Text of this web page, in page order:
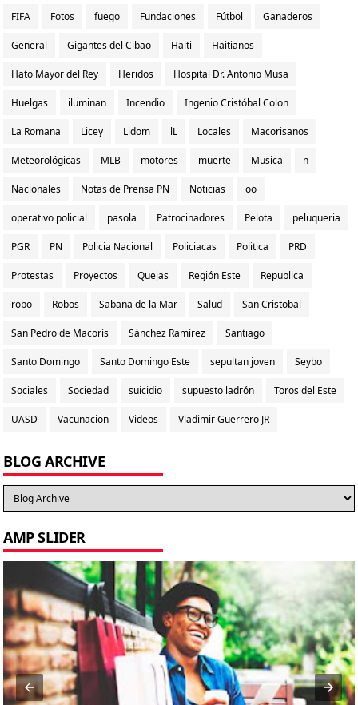
FIFA Fotos fuego Fundaciones Fútbol Ganaderos
General Gigantes del Cibao Haiti Haitianos
Hato Mayor del Rey Heridos Hospital Dr. Antonio Musa
Huelgas iluminan Incendio Ingenio Cristóbal Colon
La Romana Licey Lidom lL Locales Macorisanos
Meteorológicas MLB motores muerte Musica n
Nacionales Notas de Prensa PN Noticias oo
operativo policial pasola Patrocinadores Pelota peluqueria
PGR PN Policia Nacional Policiacas Politica PRD
Protestas Proyectos Quejas Región Este Republica
robo Robos Sabana de la Mar Salud San Cristobal
San Pedro de Macorís Sánchez Ramírez Santiago
Santo Domingo Santo Domingo Este sepultan joven Seybo
Sociales Sociedad suicidio supuesto ladrón Toros del Este
UASD Vacunacion Videos Vladimir Guerrero JR
BLOG ARCHIVE
AMP SLIDER